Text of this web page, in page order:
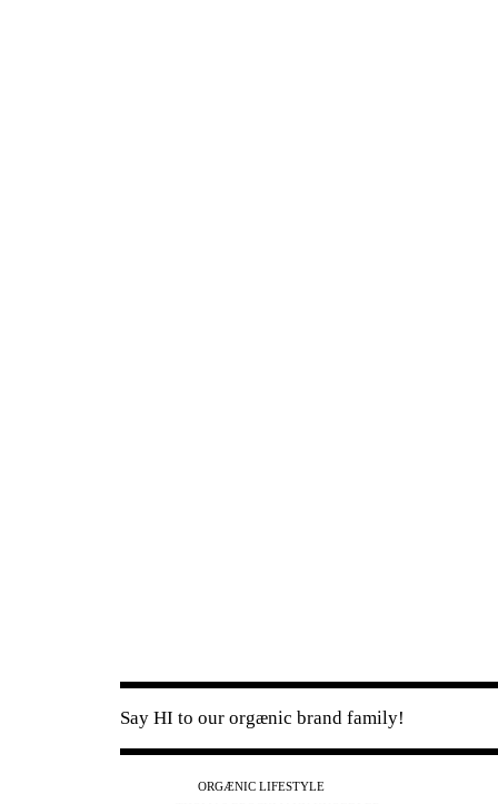
Say HI to our orgænic brand family!
ORGÆNIC LIFESTYLE